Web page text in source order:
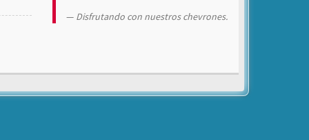
Disfrutando con nuestros chevrones.